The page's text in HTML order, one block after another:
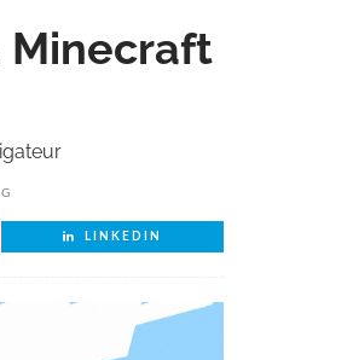
Minecraft
LINKEDIN